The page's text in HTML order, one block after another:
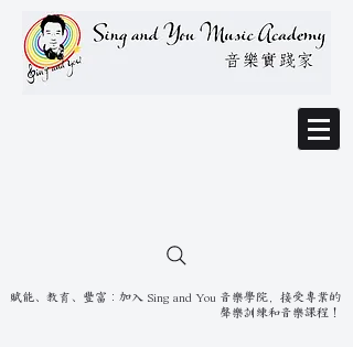
賦能、教育、豐富：加入 Sing and You 音樂學院，接受專業的
聲樂訓練和音樂課程！